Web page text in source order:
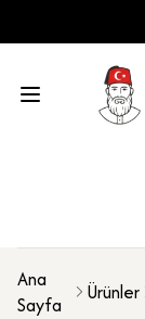
Ana
Sayfa
Ürünler